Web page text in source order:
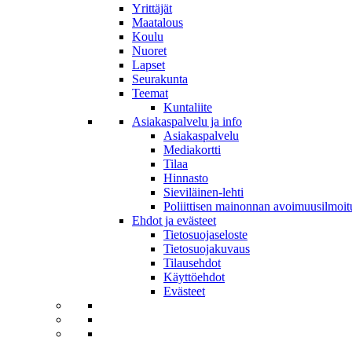
Yrittäjät
Maatalous
Koulu
Nuoret
Lapset
Seurakunta
Teemat
Kuntaliite
Asiakaspalvelu ja info
Asiakaspalvelu
Mediakortti
Tilaa
Hinnasto
Sieviläinen-lehti
Poliittisen mainonnan
Ehdot ja evästeet
Tietosuojaseloste
Tietosuojakuvaus
Tilausehdot
Käyttöehdot
Evästeet